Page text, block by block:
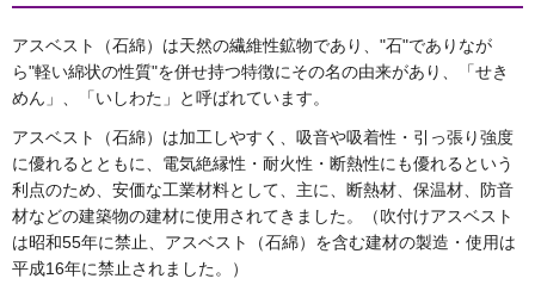
アスベスト（石綿）は天然の繊維性鉱物であり、"石"でありなが
ら"軽い綿状の性質"を併せ持つ特徴にその名の由来があり、「せき
めん」、「いしわた」と呼ばれています。
アスベスト（石綿）は加工しやすく、吸音や吸着性・引っ張り強度
に優れるとともに、電気絶縁性・耐火性・断熱性にも優れるという
利点のため、安価な工業材料として、主に、断熱材、保温材、防音
材などの建築物の建材に使用されてきました。（吹付けアスベスト
は昭和55年に禁止、アスベスト（石綿）を含む建材の製造・使用は
平成16年に禁止されました。）